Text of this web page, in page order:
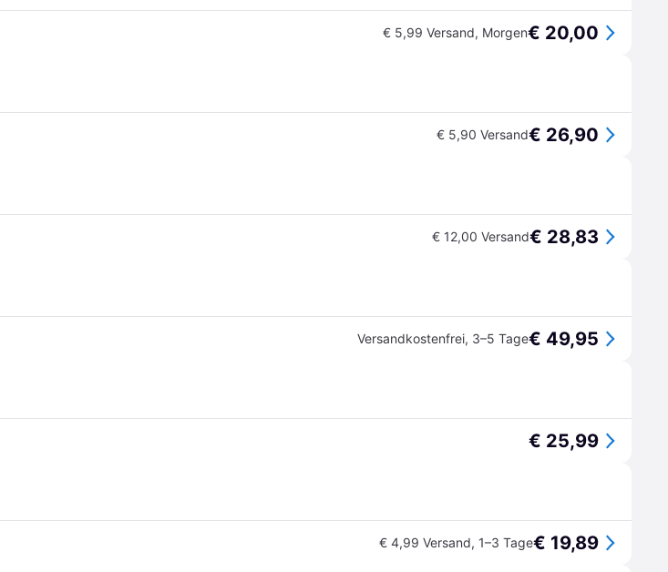
€ 5,99 Versand, Morgen€ 20,00
€ 5,90 Versand€ 26,90
€ 12,00 Versand€ 28,83
Versandkostenfrei, 3–5 Tage€ 49,95
€ 25,99
€ 4,99 Versand, 1–3 Tage€ 19,89